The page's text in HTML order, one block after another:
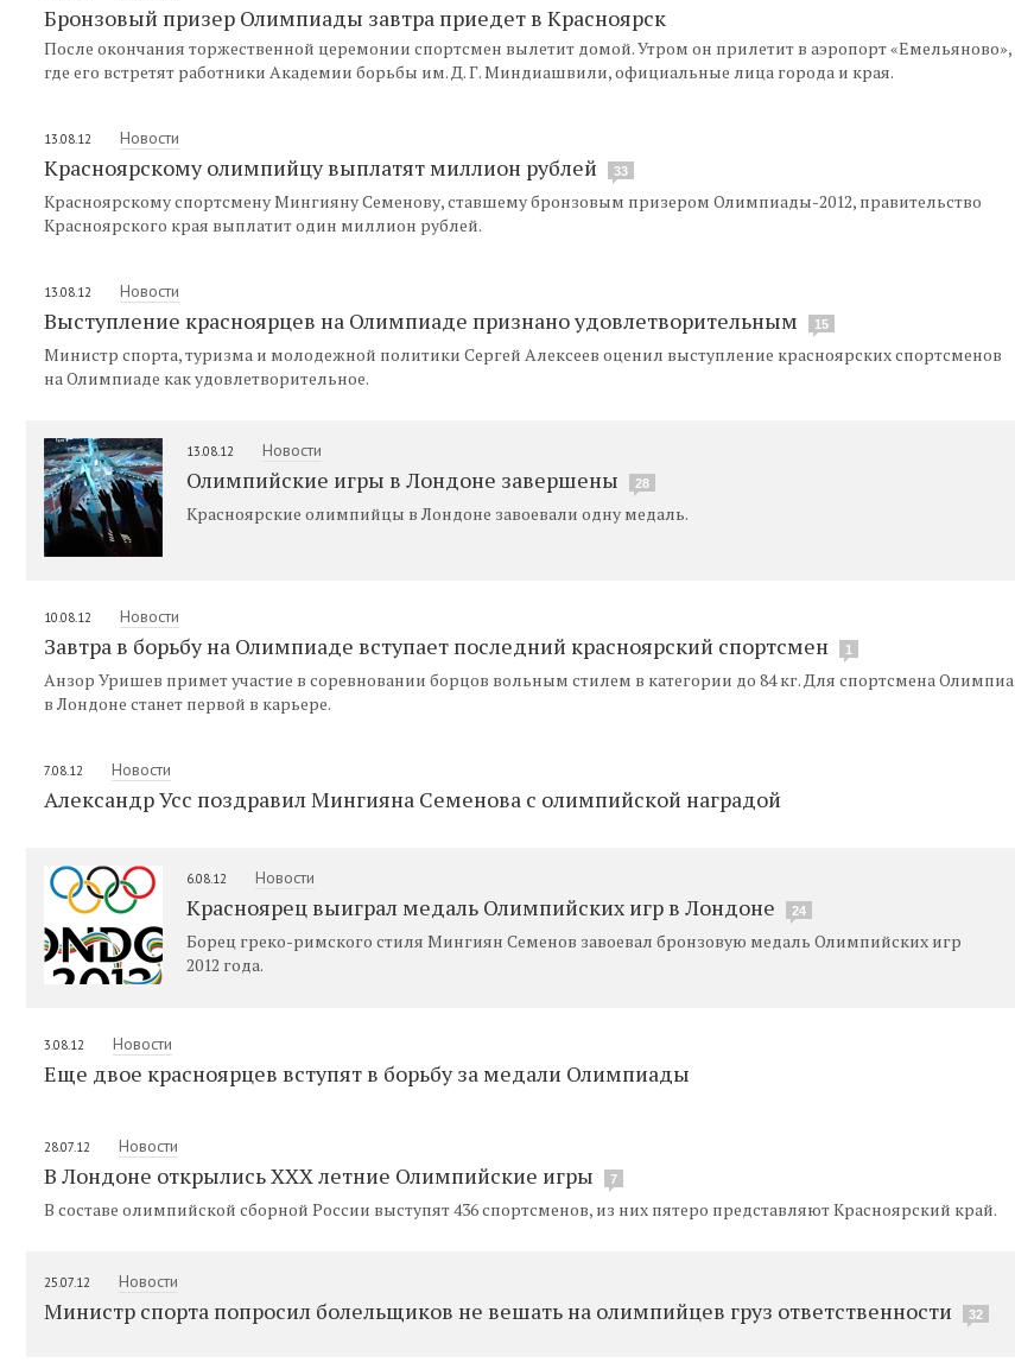
Бронзовый призер Олимпиады завтра приедет в Красноярск
После окончания торжественной церемонии спортсмен вылетит домой. Утром он прилетит в аэропорт «Емельяново»,
где его встретят работники Академии борьбы им. Д. Г. Миндиашвили, официальные лица города и края.
13.08.12 Новости
Красноярскому олимпийцу выплатят миллион рублей 33
Красноярскому спортсмену Мингияну Семенову, ставшему бронзовым призером Олимпиады-2012, правительство
Красноярского края выплатит один миллион рублей.
13.08.12 Новости
Выступление красноярцев на Олимпиаде признано удовлетворительным 15
Министр спорта, туризма и молодежной политики Сергей Алексеев оценил выступление красноярских спортсменов
на Олимпиаде как удовлетворительное.
13.08.12 Новости
Олимпийские игры в Лондоне завершены 28
Красноярские олимпийцы в Лондоне завоевали одну медаль.
10.08.12 Новости
Завтра в борьбу на Олимпиаде вступает последний красноярский спортсмен 1
Анзор Уришев примет участие в соревновании борцов вольным стилем в категории до 84 кг. Для спортсмена
в Лондоне станет первой в карьере.
7.08.12 Новости
Александр Усс поздравил Мингияна Семенова с олимпийской наградой
6.08.12 Новости
Красноярец выиграл медаль Олимпийских игр в Лондоне 24
Борец греко-римского стиля Мингиян Семенов завоевал бронзовую медаль Олимпийских игр
2012 года.
3.08.12 Новости
Еще двое красноярцев вступят в борьбу за медали Олимпиады
28.07.12 Новости
В Лондоне открылись XXX летние Олимпийские игры 7
В составе олимпийской сборной России выступят 436 спортсменов, из них пятеро представляют Красноярский край.
25.07.12 Новости
Министр спорта попросил болельщиков не вешать на олимпийцев груз ответственности 32